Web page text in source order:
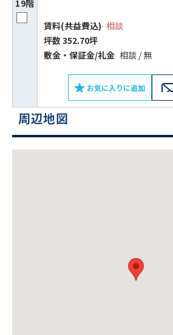
19階
賃料(共益費込) 相談
坪数 352.70坪
敷⾦‧保証⾦/礼⾦ 相談 / 無
お気に入りに追加
周辺地図